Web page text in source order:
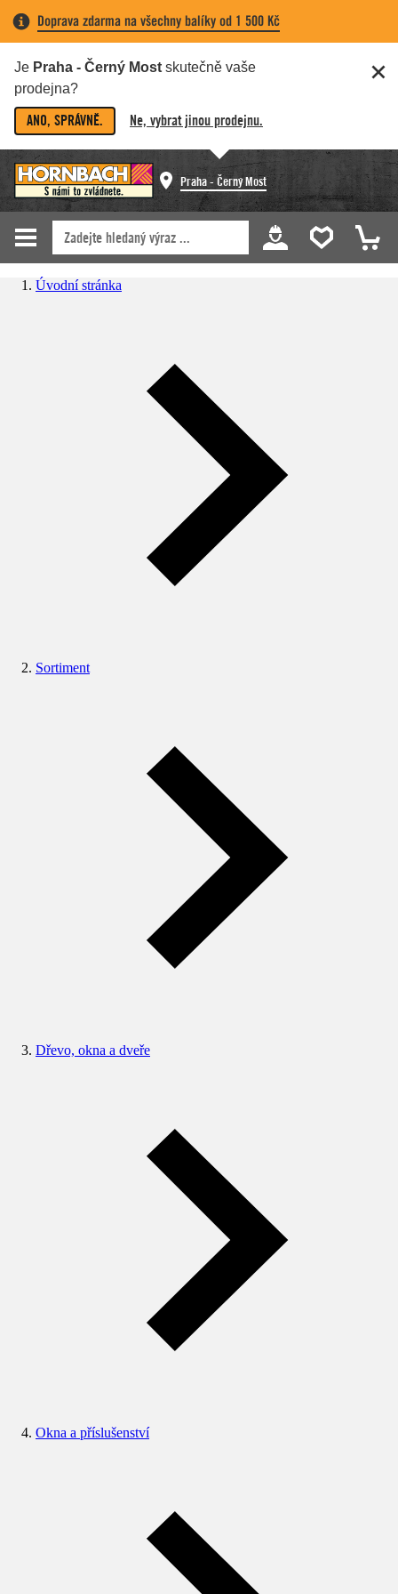
Doprava zdarma na všechny balíky od 1 500 Kč
Je Praha - Černý Most skutečně vaše
prodejna?
ANO, SPRÁVNĚ. Ne, vybrat jinou prodejnu.
Praha - Černý Most
Úvodní stránka
Sortiment
Dřevo, okna a dveře
Okna a příslušenství